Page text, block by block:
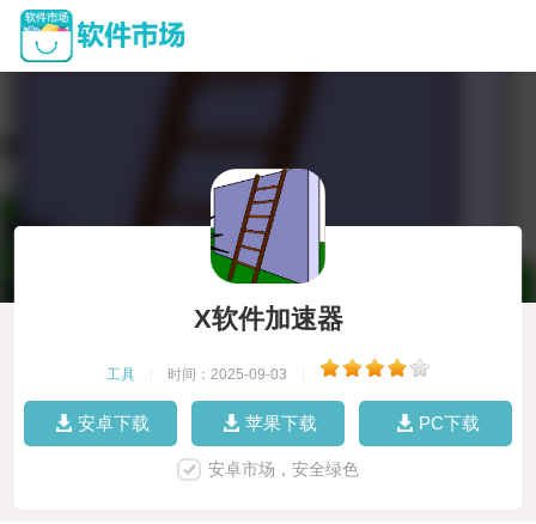
X软件加速器
工具 时间：2025-09-03
安卓下载 苹果下载 PC下载
安卓市场，安全绿色